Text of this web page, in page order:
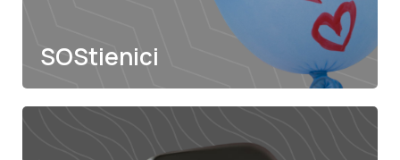
SOStienici